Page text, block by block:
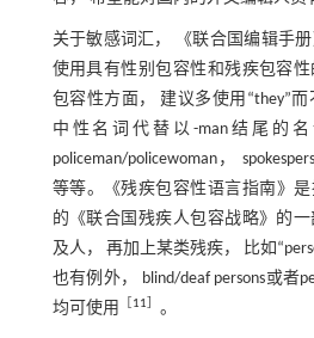
关于敏感词汇， 《联合国编辑手
使用具有性别包容性和残疾包容
包容性方面， 建议多使用“they”
中性名词代替以-man结尾的名
policeman/policewoman，
等等。《残疾包容性语言指南》
的《联合国残疾人包容战略》的
及人， 再加上某类残疾， 比如
也有例外， blind/deaf persons或者
均可使用
11 。